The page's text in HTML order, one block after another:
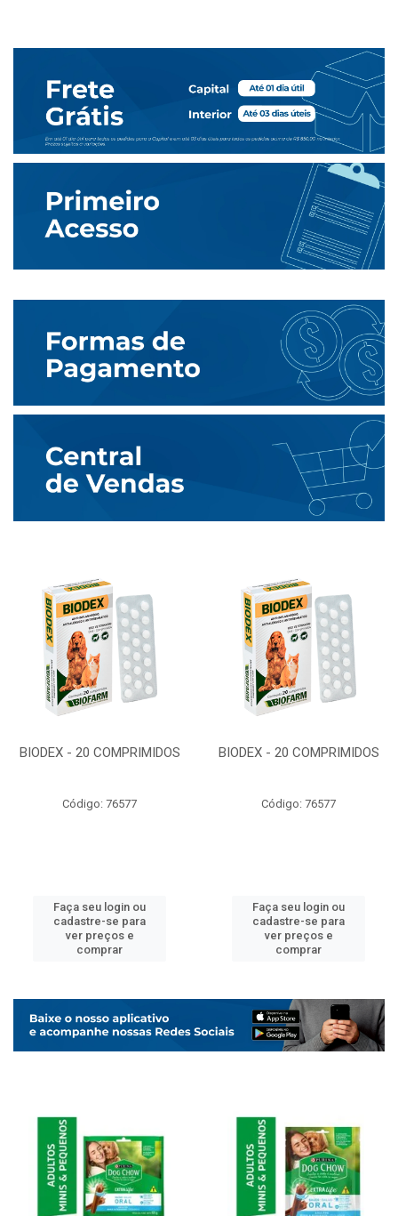
BIODEX - 20 COMPRIMIDOS
Código: 76577
Faça seu login ou
cadastre-se para
ver preços e
comprar
BIODEX - 20 COMPRIMIDOS
Código: 76577
Faça seu login ou
cadastre-se para
ver preços e
comprar